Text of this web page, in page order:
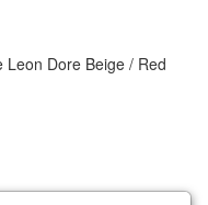
Leon Dore Beige / Red